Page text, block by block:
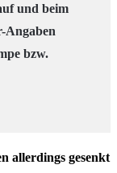
und beim
Angaben
bzw.
allerdings gesenkt